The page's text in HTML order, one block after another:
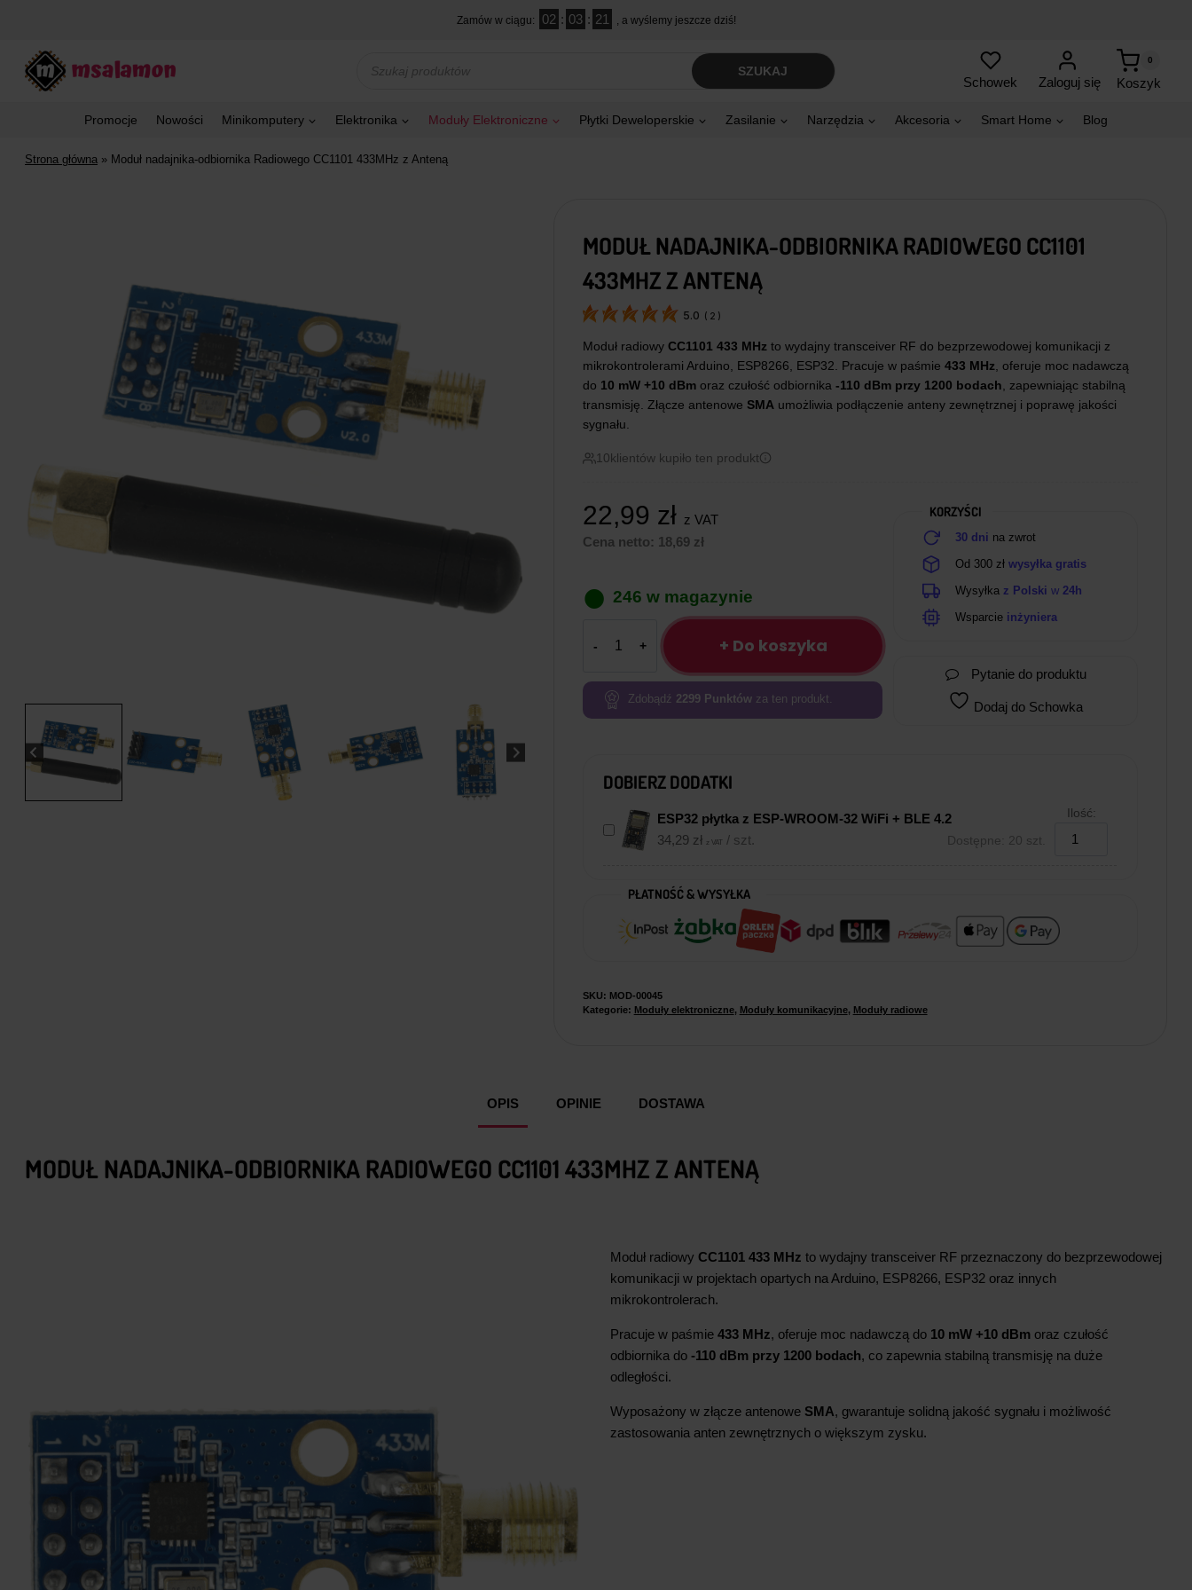
Zamów w ciągu: 02 : 03 : 20 , a wyślemy jeszcze dziś!
produktów
SZUKAJ
Schowek Zaloguj się Koszyk
0
Promocje Nowości Minikomputery Elektronika Moduły Elektroniczne Płytki Deweloperskie Zasilanie Narzędzia Akcesoria Smart Home Blog
Strona główna » Moduł nadajnika-odbiornika Radiowego CC1101 433MHz z Anteną
MODUŁ NADAJNIKA-ODBIORNIKA RADIOWEGO CC1101
433MHZ Z ANTENĄ
5.0 ( 2 )
Moduł radiowy CC1101 433 MHz to wydajny transceiver RF do bezprzewodowej komunikacji z
mikrokontrolerami Arduino, ESP8266, ESP32. Pracuje w paśmie 433 MHz , oferuje moc nadawczą
do 10 mW +10 dBmoraz czułość odbiornika -110 dBm przy 1200 bodach , zapewniając stabilną
transmisję. Złącze antenowe SMA umożliwia podłączenie anteny zewnętrznej i poprawę jakości
sygnału.
10klientów kupiło ten produkt
22,99 zł z VAT
Cena netto: 18,69 zł
246 w magazynie
Moduł
odbiornika
Radiowego
+ Do koszyka
Zdobądź 2299Punktówza ten produkt.
KORZYŚCI
30 dni na zwrot
Od 300 złwysyłka gratis
Wysyłka z Polskiw24h
Wsparcie inżyniera
Pytanie do produktu
Dodaj do Schowka
DOBIERZ DODATKI
ESP32 płytka z ESP-WROOM-32 WiFi + BLE 4.2
34,29 zł z VAT / szt. Dostępne: 20 szt.
Ilość:
PŁATNOŚĆ & WYSYŁKA
SKU: MOD-00045
Kategorie: Moduły elektroniczne, Moduły komunikacyjne, Moduły radiowe
OPIS OPINIE DOSTAWA
MODUŁ NADAJNIKA-ODBIORNIKA RADIOWEGO CC1101 433MHZ Z ANTENĄ
Moduł radiowy CC1101 433 MHz to wydajny transceiver RF przeznaczony do bezprzewodowej
komunikacji w projektach opartych na Arduino, ESP8266, ESP32 oraz innych
mikrokontrolerach.
Pracuje w paśmie 433 MHz, oferuje moc nadawczą do 10 mW +10 dBm oraz czułość
odbiornika do -110 dBm przy 1200 bodach, co zapewnia stabilną transmisję na duże
odległości.
Wyposażony w złącze antenowe SMA, gwarantuje solidną jakość sygnału i możliwość
zastosowania anten zewnętrznych o większym zysku.